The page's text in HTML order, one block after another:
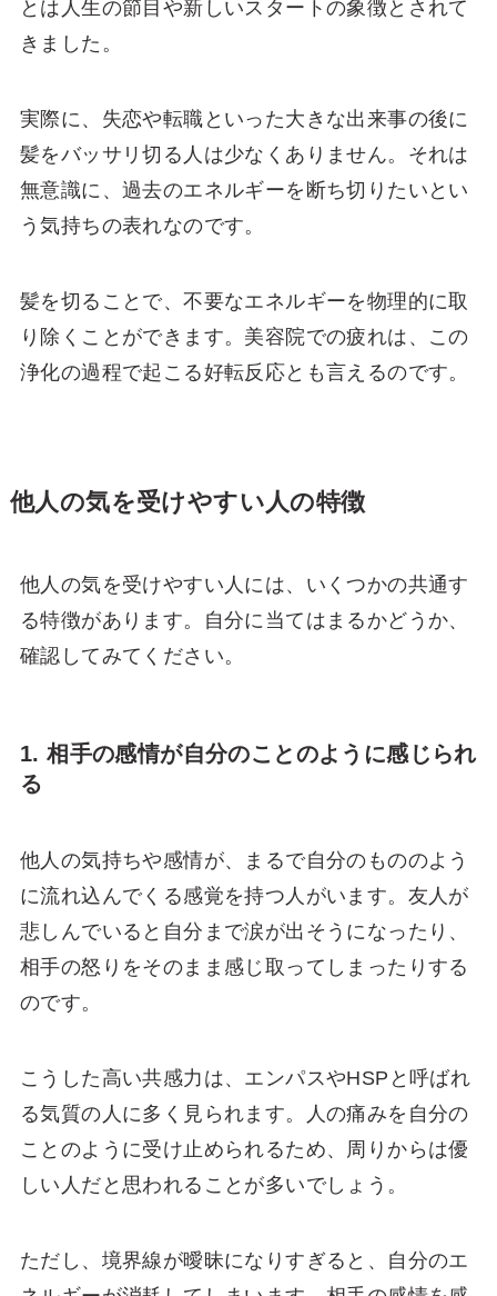
とは人生の節目や新しいスタートの象徴とされて
きました。
実際に、失恋や転職といった大きな出来事の後に
髪をバッサリ切る人は少なくありません。それは
無意識に、過去のエネルギーを断ち切りたいとい
う気持ちの表れなのです。
髪を切ることで、不要なエネルギーを物理的に取
り除くことができます。美容院での疲れは、この
浄化の過程で起こる好転反応とも言えるのです。
他人の気を受けやすい人の特徴
他人の気を受けやすい人には、いくつかの共通す
る特徴があります。自分に当てはまるかどうか、
確認してみてください。
1. 相手の感情が自分のことのように感じられ
る
他人の気持ちや感情が、まるで自分のもののよう
に流れ込んでくる感覚を持つ人がいます。友人が
悲しんでいると自分まで涙が出そうになったり、
相手の怒りをそのまま感じ取ってしまったりする
のです。
こうした高い共感力は、エンパスやHSPと呼ばれ
る気質の人に多く見られます。人の痛みを自分の
ことのように受け止められるため、周りからは優
しい人だと思われることが多いでしょう。
ただし、境界線が曖昧になりすぎると、自分のエ